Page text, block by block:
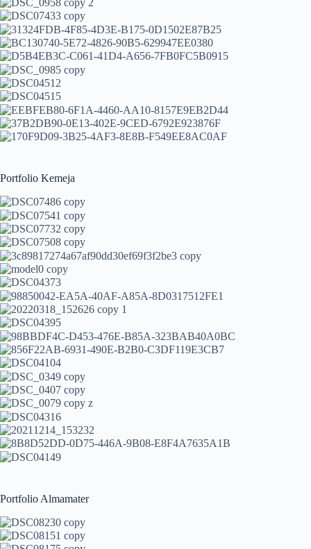
Portfolio Kemeja
Portfolio Almamater